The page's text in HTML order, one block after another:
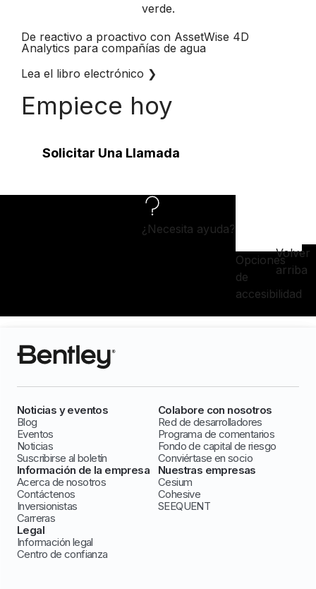
De reactivo a proactivo con AssetWise 4D
Analytics para compañías de agua
Lea el libro electrónico ❯
Empiece hoy
Solicitar Una Llamada
¿Necesita ayuda?
Opciones
de
accesibilidad
Volver
arriba
Noticias y eventos
Blog
Eventos
Noticias
Suscribirse al boletín
Colabore con nosotros
Red de desarrolladores
Programa de comentarios
Fondo de capital de riesgo
Conviértase en socio
Información de la empresa
Acerca de nosotros
Contáctenos
Inversionistas
Carreras
Nuestras empresas
Cesium
Cohesive
SEEQUENT
Legal
Información legal
Centro de confianza